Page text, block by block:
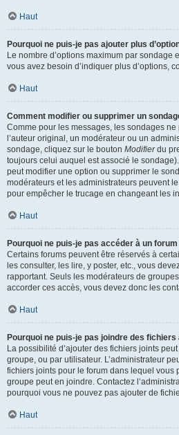
Haut
Pourquoi ne puis-je pas ajouter plus
Le nombre d’options maximum par sondage
vous avez besoin d’indiquer plus d’options,
Haut
Comment modifier ou supprimer un
Comme pour les messages, les sondages
l’auteur original, un modérateur ou un
sondage, cliquez sur le bouton Modifierdu
toujours celui auquel est associé le
peut modifier une option ou supprimer le
modérateurs et les administrateurs peuvent
pour empêcher le trucage en changeant les
Haut
Pourquoi ne puis-je pas accéder à un forum
Certains forums peuvent être réservés à
les consulter, les lire, y poster, etc., vous
rapportant. Seuls les modérateurs de
accorder ces accès, vous devez donc les
Haut
Pourquoi ne puis-je pas joindre des fichiers
La possibilité d’ajouter des fichiers joints
groupe, ou par utilisateur. L’administrateur
fichiers joints pour le forum dans lequel vous
groupe peut en joindre. Contactez
pourquoi vous ne pouvez pas ajouter de
Haut